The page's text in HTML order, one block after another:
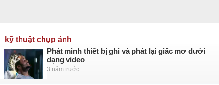
kỹ thuật chụp ảnh
Phát minh thiết bị ghi và phát lại giấc mơ dưới
dạng video
3 năm trước